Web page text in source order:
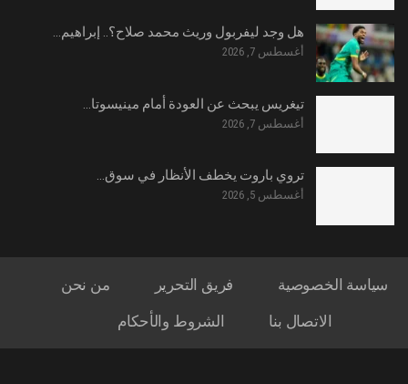
هل وجد ليفربول وريث محمد صلاح؟.. إبراهيم…
أغسطس 7, 2026
تيغريس يبحث عن العودة أمام مينيسوتا…
أغسطس 7, 2026
تروي باروت يخطف الأنظار في سوق…
أغسطس 5, 2026
سياسة الخصوصية فريق التحرير
من نحن
الاتصال بنا
الشروط والأحكام